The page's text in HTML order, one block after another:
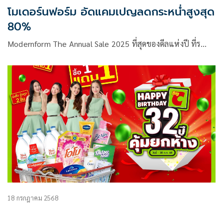
โมเดอร์นฟอร์ม อัดแคมเปญลดกระหน่ำสูงสุด
80%
Modernform The Annual Sale 2025 ที่สุดของดีลแห่งปี ที่ร…
18 กรกฎาคม 2568